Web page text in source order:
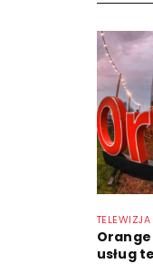
TELEWIZJA
Orange
usług